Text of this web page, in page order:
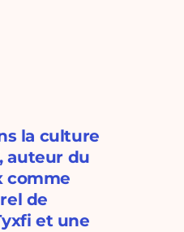
la culture
auteur du
comme
de
et une